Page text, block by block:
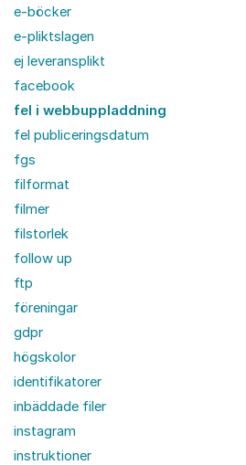
e-böcker
e-pliktslagen
ej leveransplikt
facebook
fel i webbuppladdning
fel publiceringsdatum
fgs
filformat
filmer
filstorlek
follow up
ftp
föreningar
gdpr
högskolor
identifikatorer
inbäddade filer
instagram
instruktioner